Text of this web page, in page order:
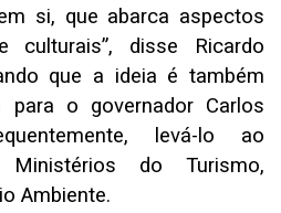
si, que abarca aspectos
culturais”, disse Ricardo
que a ideia é também
para o governador Carlos
levá-lo ao
Ministérios do Turismo,
Ambiente.